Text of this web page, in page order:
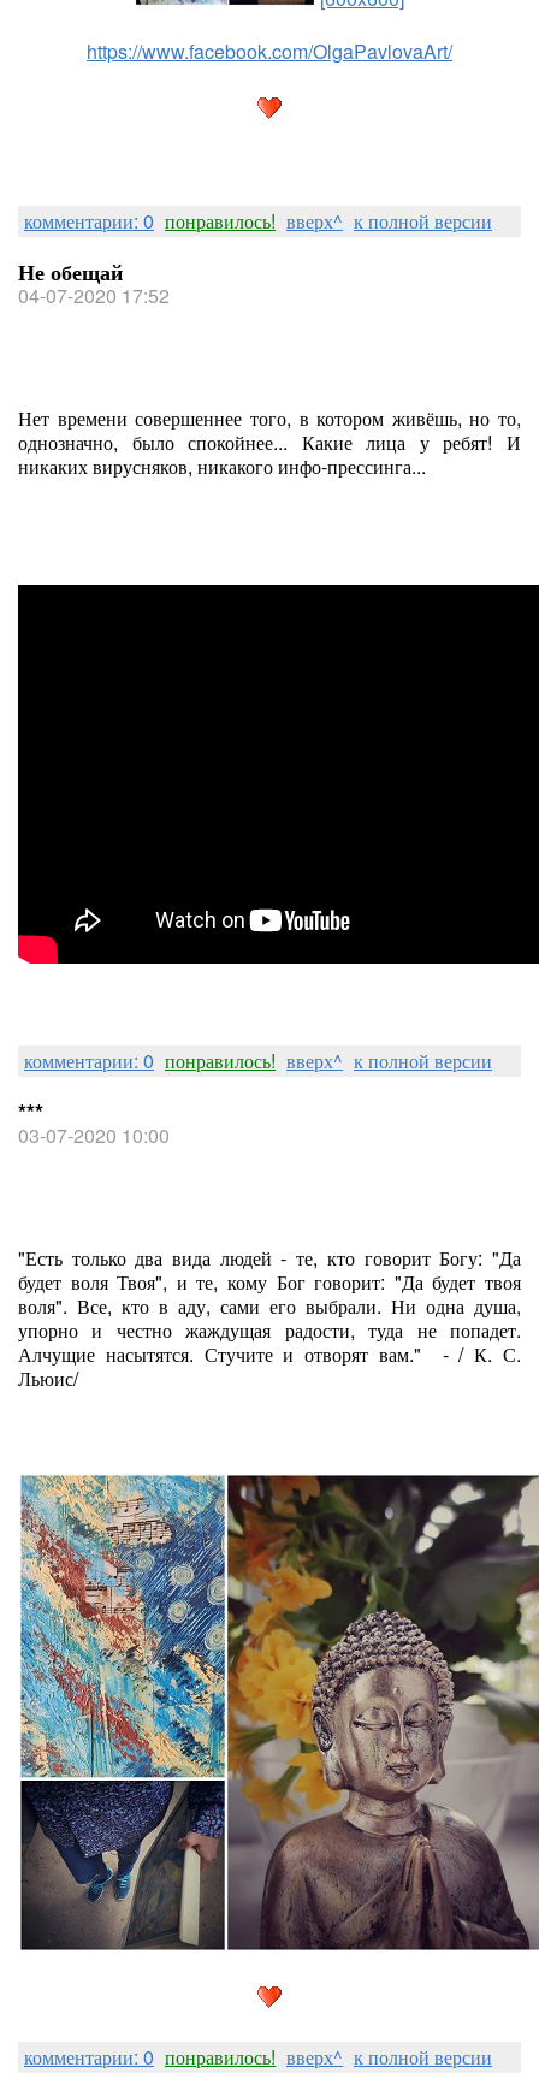
https://www.facebook.com/OlgaPavlovaArt/
комментарии: 0 понравилось! вверх^ к полной версии
Не обещай
04-07-2020 17:52
Нет времени совершеннее того, в котором живёшь, но то,
однозначно, было спокойнее... Какие лица у ребят! И
никаких вирусняков, никакого инфо-прессинга...
комментарии: 0 понравилось! вверх^ к полной версии
***
03-07-2020 10:00
"Есть только два вида людей - те, кто говорит Богу: "Да
будет воля Твоя", и те, кому Бог говорит: "Да будет твоя
воля". Все, кто в аду, сами его выбрали. Ни одна душа,
упорно и честно жаждущая радости, туда не попадет.
Алчущие насытятся. Стучите и отворят вам." - / К. С.
Льюис/
комментарии: 0 понравилось! вверх^ к полной версии